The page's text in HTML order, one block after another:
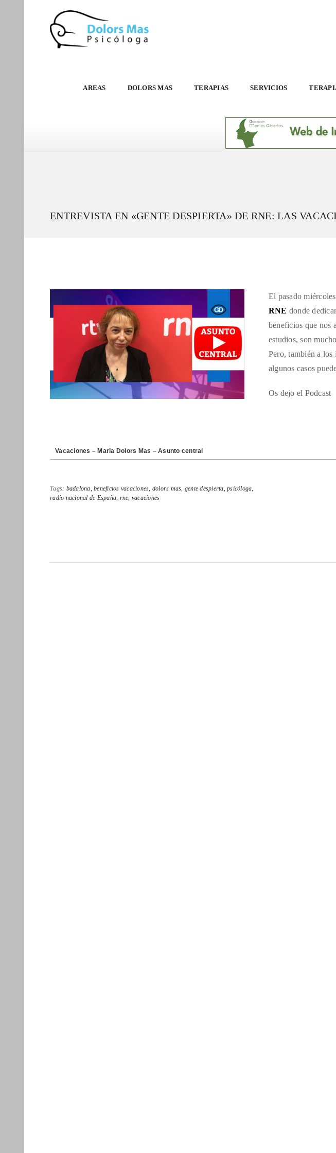
AREAS DOLORS MAS TERAPIAS SERVICIOS
ENTREVISTA EN «GENTE DESPIERTA» DE RNE: LAS
El pasado
RNE donde
beneficios que nos
estudios, son
Pero, también a los
algunos casos
Os dejo el Podcast
Vacaciones – Maria Dolors Mas – Asunto central
Tags: badalona, beneficios vacaciones, dolors mas, gente despierta, psicóloga,
radio nacional de España, rne, vacaciones